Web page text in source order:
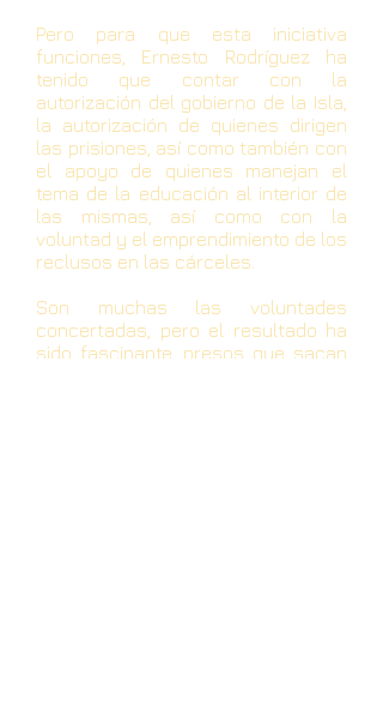
Pero para que esta iniciativa
funciones, Ernesto Rodríguez ha
tenido que contar con la
autorización del gobierno de la Isla,
la autorización de quienes dirigen
las prisiones, así como también con
el apoyo de quienes manejan el
tema de la educación al interior de
las mismas, así como con la
voluntad y el emprendimiento de los
reclusos en las cárceles.
Son muchas las voluntades
concertadas, pero el resultado ha
sido fascinante, presos que sacan